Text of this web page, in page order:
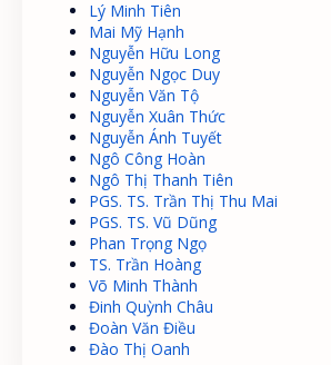
Lý Minh Tiên
Mai Mỹ Hạnh
Nguyễn Hữu Long
Nguyễn Ngọc Duy
Nguyễn Văn Tộ
Nguyễn Xuân Thức
Nguyễn Ánh Tuyết
Ngô Công Hoàn
Ngô Thị Thanh Tiên
PGS. TS. Trần Thị Thu Mai
PGS. TS. Vũ Dũng
Phan Trọng Ngọ
TS. Trần Hoàng
Võ Minh Thành
Đinh Quỳnh Châu
Đoàn Văn Điều
Đào Thị Oanh